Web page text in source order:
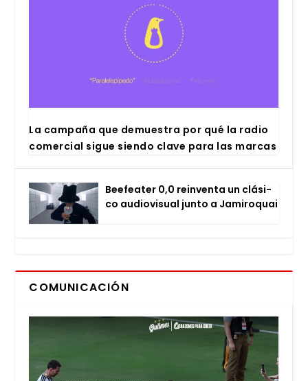
La cam­pa­ña que demues­tra por qué la radio
comer­cial sigue sien­do cla­ve para las mar­cas
Bee­fea­ter 0,0 rein­ven­ta un clá­si­
co audio­vi­sual jun­to a Jami­ro­quai
COMUNICACIÓN